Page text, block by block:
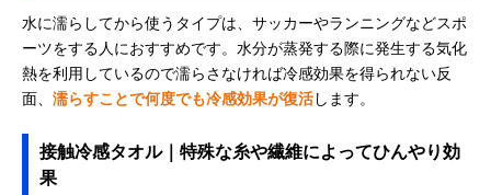
Amazonで見る
き クールタオル
水に濡らしてから使うタイプは、サッカーやランニングなどスポ
ーツをする人におすすめです。水分が蒸発する際に発生する気化
熱を利用しているので濡らさなければ冷感効果を得られない反
面、 濡らすことで何度でも冷感効果が復活します。
接触冷感タオル｜特殊な糸や繊維によってひんやり効
果